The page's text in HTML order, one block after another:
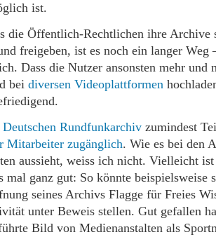
ist.
die Öffentlich-Rechtlichen ihre Archive
freigeben, ist es noch ein langer Weg
Dass die Nutzer ansonsten mehr und
bei diversen Videoplattformen
Deutschen Rundfunkarchiv zumindest
Mitarbeiter zugänglich. Wie es bei den
aussieht, weiss ich nicht. Vielleicht
mal ganz gut: So könnte beispielsweise
seines Archivs Flagge für Freies
unter Beweis stellen. Gut gefallen
Bild von Medienanstalten als